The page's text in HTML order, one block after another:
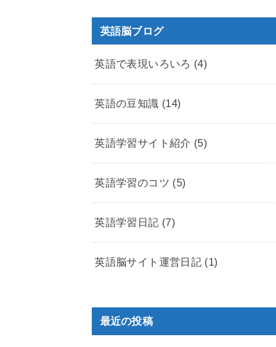
英語脳ブログ
英語で表現いろいろ (4)
英語の豆知識 (14)
英語学習サイト紹介 (5)
英語学習のコツ (5)
英語学習日記 (7)
英語脳サイト運営日記 (1)
最近の投稿